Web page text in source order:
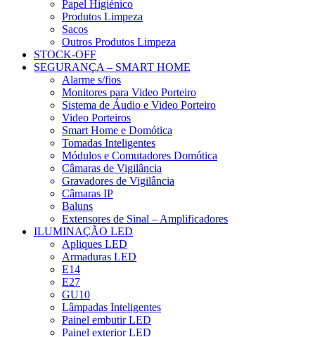
Papel Higiénico
Produtos Limpeza
Sacos
Outros Produtos Limpeza
STOCK-OFF
SEGURANÇA – SMART HOME
Alarme s/fios
Monitores para Video Porteiro
Sistema de Áudio e Video Porteiro
Video Porteiros
Smart Home e Domótica
Tomadas Inteligentes
Módulos e Comutadores Domótica
Câmaras de Vigilância
Gravadores de Vigilância
Câmaras IP
Baluns
Extensores de Sinal – Amplificadores
ILUMINAÇÃO LED
Apliques LED
Armaduras LED
E14
E27
GU10
Lâmpadas Inteligentes
Painel embutir LED
Painel exterior LED